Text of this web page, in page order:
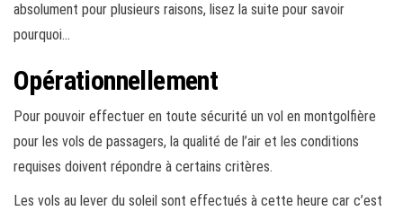
absolument pour plusieurs raisons, lisez la suite pour savoir
pourquoi…
Opérationnellement
Pour pouvoir effectuer en toute sécurité un vol en montgolfière
pour les vols de passagers, la qualité de l’air et les conditions
requises doivent répondre à certains critères.
Les vols au lever du soleil sont effectués à cette heure car c’est